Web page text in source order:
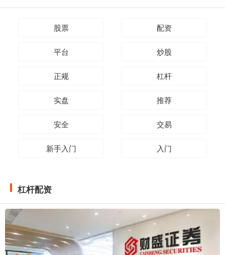
股票 配资
平台 炒股
正规 杠杆
实盘 推荐
安全 交易
新手入门 入门
杠杆配资